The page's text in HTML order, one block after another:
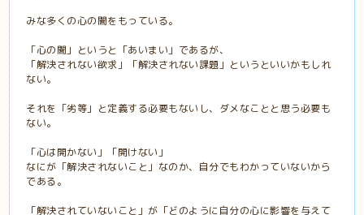
みな多くの心の闇をもっている。
「心の闇」というと「あいまい」であるが、
「解決されない欲求」「解決されない課題」というといいかもしれ
ない。
それを「劣等」と定義する必要もないし、ダメなことと思う必要も
ない。
「心は開かない」「開けない」
なにが「解決されないこと」なのか、自分でもわかっていないから
である。
「解決されていないこと」が「どのように自分の心に影響を与えて